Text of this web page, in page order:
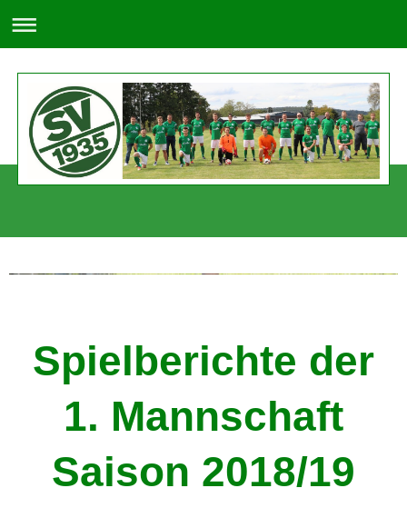
Spielberichte der
1. Mannschaft
Saison 2018/19